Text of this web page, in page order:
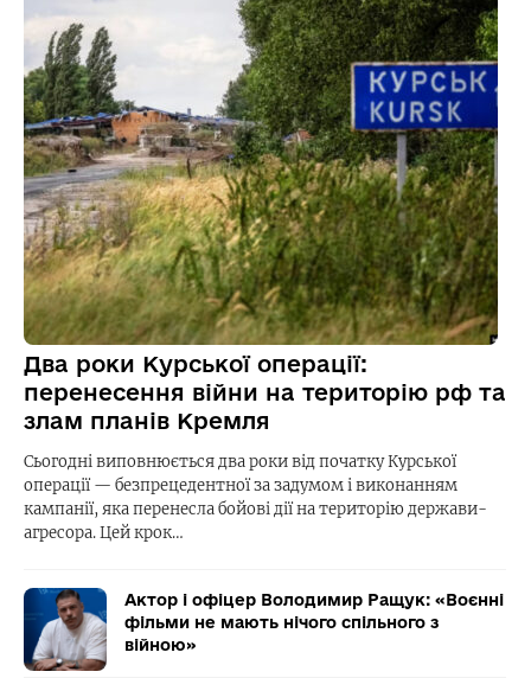
Два роки Курської операції:
перенесення війни на територію рф та
злам планів Кремля
Сьогодні виповнюється два роки від початку Курської
операції — безпрецедентної за задумом і виконанням
кампанії, яка перенесла бойові дії на територію держави-
агресора. Цей крок…
Актор і офіцер Володимир Ращук: «Воєнні
фільми не мають нічого спільного з
війною»